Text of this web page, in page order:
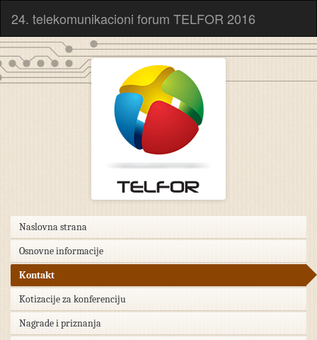
24. telekomunikacioni forum TELFOR 2016
Naslovna strana
Osnovne informacije
Kontakt
Kotizacije za konferenciju
Nagrade i priznanja